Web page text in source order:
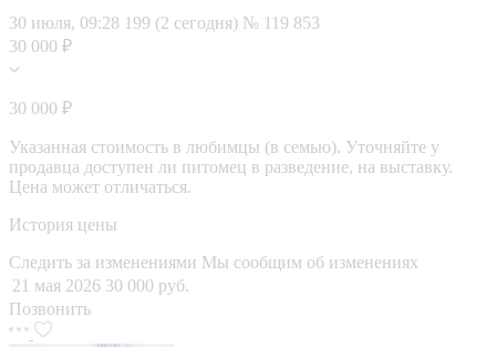
30 июля, 09:28 199 (2 сегодня) № 119 853
30 000 ₽
30 000 ₽
Указанная стоимость в любимцы (в семью). Уточняйте у
продавца доступен ли питомец в разведение, на выставку.
Цена может отличаться.
История цены
Следить за изменениями Мы сообщим об изменениях
21 мая 2026 30 000 руб.
Позвонить